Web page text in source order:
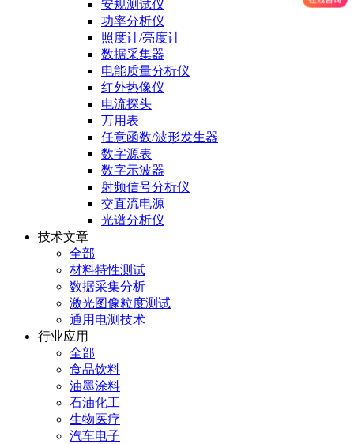
安规测试仪
功率分析仪
照度计/亮度计
数据采集器
电能质量分析仪
红外热像仪
电流探头
万用表
任意函数/波形发生器
数字源表
数字示波器
射频信号分析仪
交直流电源
光谱分析仪
技术文章
全部
材料特性测试
数据采集分析
激光图像粒度测试
通用电测技术
行业应用
全部
食品饮料
油墨涂料
石油化工
生物医疗
汽车电子